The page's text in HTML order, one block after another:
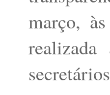
março,